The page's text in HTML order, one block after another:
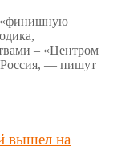
«финишную
– «Центром
— пишут
вышел на